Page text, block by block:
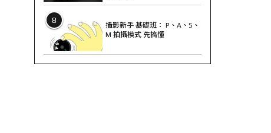
8
攝影新手 基礎班： P、A、S、
M 拍攝模式 先搞懂